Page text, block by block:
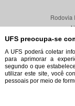
UFS preocupa-se
A UFS poderá coletar
para aprimorar a
segundo o que
utilizar este site, você
pessoais por meio de
Rodovia